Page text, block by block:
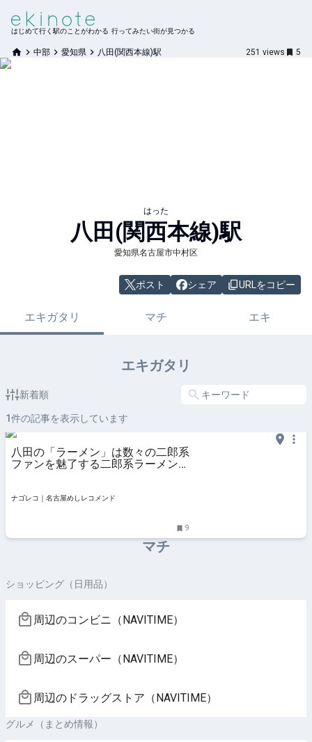
はじめて行く駅のことがわかる 行ってみたい街が見つかる
中部 愛知県 八田(関西本線)駅 251 views 5
はった
八田(関西本線)駅
愛知県名古屋市中村区
ポスト シェア URLをコピー
エキガタリ マチ エキ
エキガタリ
新着順
1件の記事を表示しています
八田の「ラーメン」は数々の二郎系
ファンを魅了する二郎系ラーメン専
ナゴレコ｜名古屋めしレコメンド
9
マチ
ショッピング（日用品）
周辺のコンビニ（NAVITIME）
周辺のスーパー（NAVITIME）
周辺のドラッグストア（NAVITIME）
グルメ（まとめ情報）